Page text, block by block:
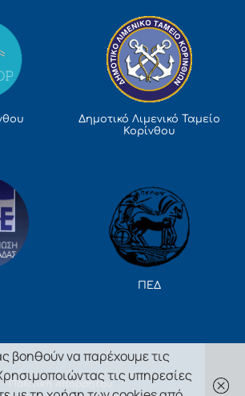
Δημοτικό Λιμενικό Ταμείο
Κορίνθου
ΠΕΔ
Πολιτική Απορρήτου
βοηθούν να παρέχουμε τις
τις υπηρεσίες